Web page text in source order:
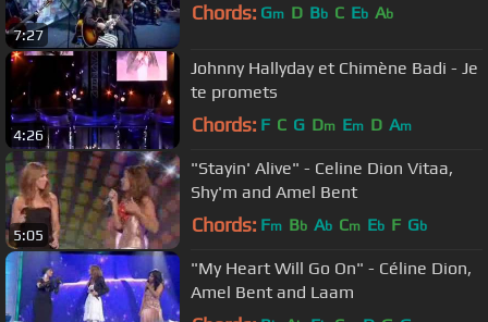
7:27
Chords: Gm D Bb C Eb Ab
4:26
Johnny Hallyday et Chimène Badi - Je
te promets
Chords: F C G Dm Em D Am
5:05
"Stayin' Alive" - Celine Dion Vitaa,
Shy'm and Amel Bent
Chords: Fm Bb Ab Cm Eb F Gb
"My Heart Will Go On" - Céline Dion,
Amel Bent and Laam